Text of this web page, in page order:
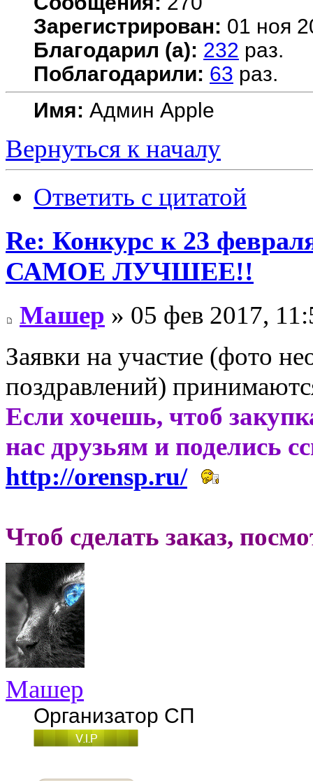
Зарегистрирован: 01 ноя
Благодарил (а): 232 раз.
Поблагодарили: 63 раз.
Имя: Админ Apple
Вернуться к началу
Ответить с цитатой
Re: Конкурс к 23
САМОЕ ЛУЧШЕЕ!!
Машер » 05 фев 2017,
Заявки на участие (фото
поздравлений)
Если хочешь, чтоб
нас друзьям и поделись
http://orensp.ru/
Чтоб сделать заказ,
Машер
Организатор СП